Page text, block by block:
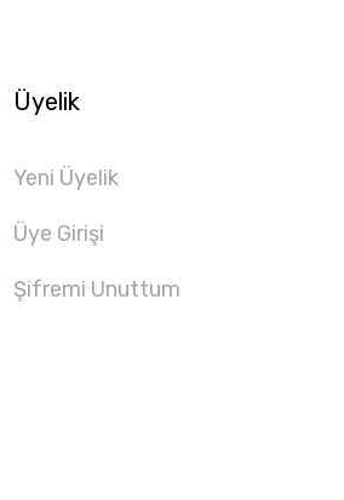
Üyelik
Yeni Üyelik
Üye Girişi
Şifremi Unuttum